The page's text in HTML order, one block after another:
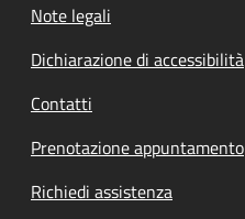
Note legali
Dichiarazione di accessibilità
Contatti
Prenotazione appuntamento
Richiedi assistenza